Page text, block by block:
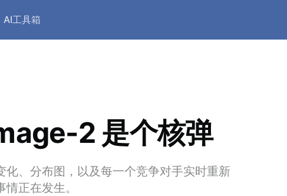
AI工具箱
2 是个核弹
、分布图，以及每一个竞争对手实时重新
正在发生。